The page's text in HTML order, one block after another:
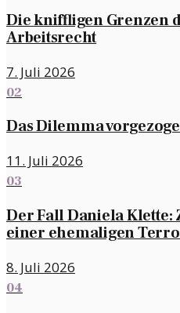
Die kniffligen Grenzen
Arbeitsrecht
7. Juli 2026
02
Das Dilemma
11. Juli 2026
03
Der Fall Daniela Klette:
einer ehemaligen
8. Juli 2026
04